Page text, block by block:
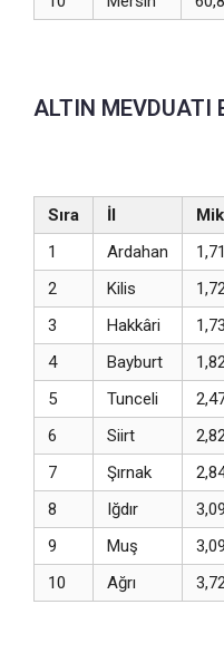
ALTIN MEVDUATI
Sıra İl
1
Ardahan
2
Kilis
3
Hakkâri
4
Bayburt
5
Tunceli
6
Siirt
7
Şırnak
8
Iğdır
9
Muş
10
Ağrı